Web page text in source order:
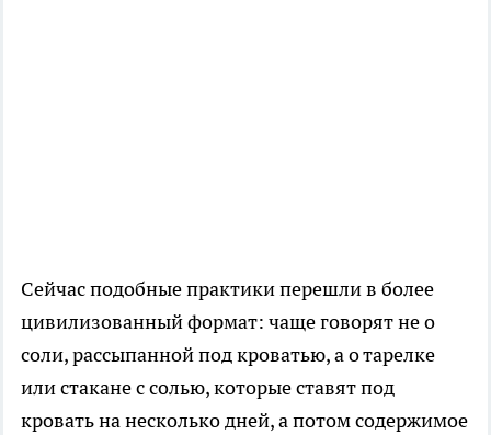
Сейчас подобные практики перешли в более
цивилизованный формат: чаще говорят не о
соли, рассыпанной под кроватью, а о тарелке
или стакане с солью, которые ставят под
кровать на несколько дней, а потом содержимое